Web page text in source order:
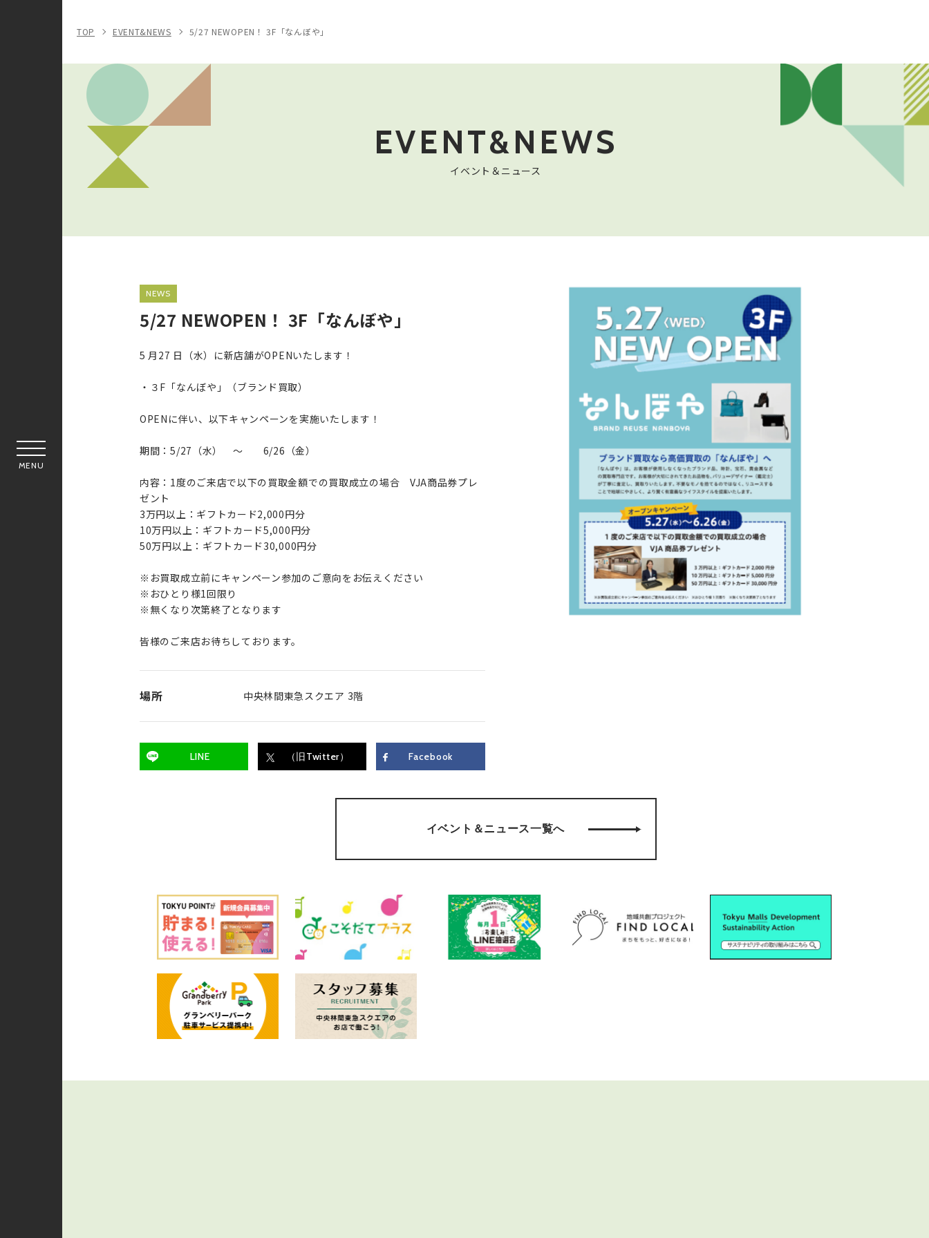
MENU
TOP EVENT&NEWS 5/27 NEWOPEN！ 3F「なんぼや」
EVENT&NEWS
イベント＆ニュース
NEWS
5/27 NEWOPEN！ 3F「なんぼや」
5 月27 日（水）に新店舗がOPENいたします！
・３F「なんぼや」（ブランド買取）
OPENに伴い、以下キャンペーンを実施いたします！
期間：5/27（水） ～ 6/26（金）
内容：1度のご来店で以下の買取金額での買取成立の場合 VJA商品券プレ
ゼント
3万円以上：ギフトカード2,000円分
10万円以上：ギフトカード5,000円分
50万円以上：ギフトカード30,000円分
※お買取成立前にキャンペーン参加のご意向をお伝えください
※おひとり様1回限り
※無くなり次第終了となります
皆様のご来店お待ちしております。
場所 中央林間東急スクエア 3階
LINE （旧Twitter） Facebook
イベント＆ニュース一覧へ